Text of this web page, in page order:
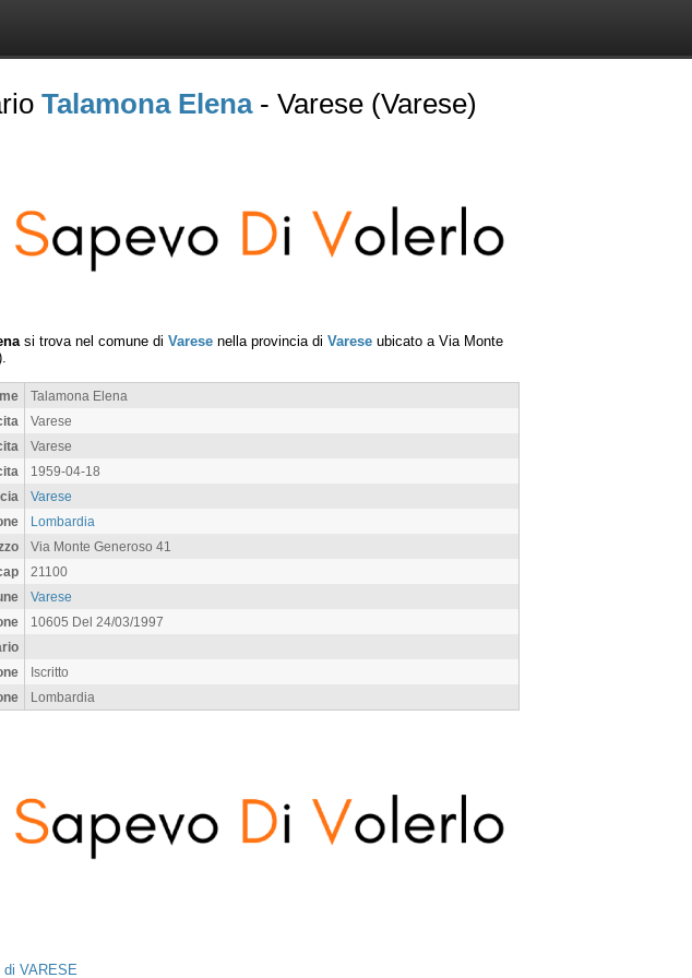
Talamona Elena- Varese (Varese)
si trova nel comune di Varese nella provincia di Varese ubicato a Via Monte
Talamona Elena
Varese
Varese
1959-04-18
Varese
Lombardia
Via Monte Generoso 41
21100
Varese
10605 Del 24/03/1997
Iscritto
Lombardia
di VARESE